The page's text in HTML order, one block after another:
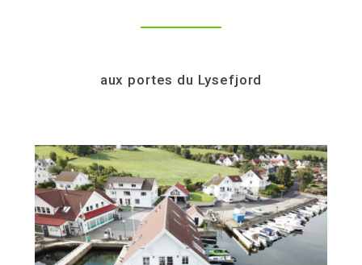
aux portes du Lysefjord